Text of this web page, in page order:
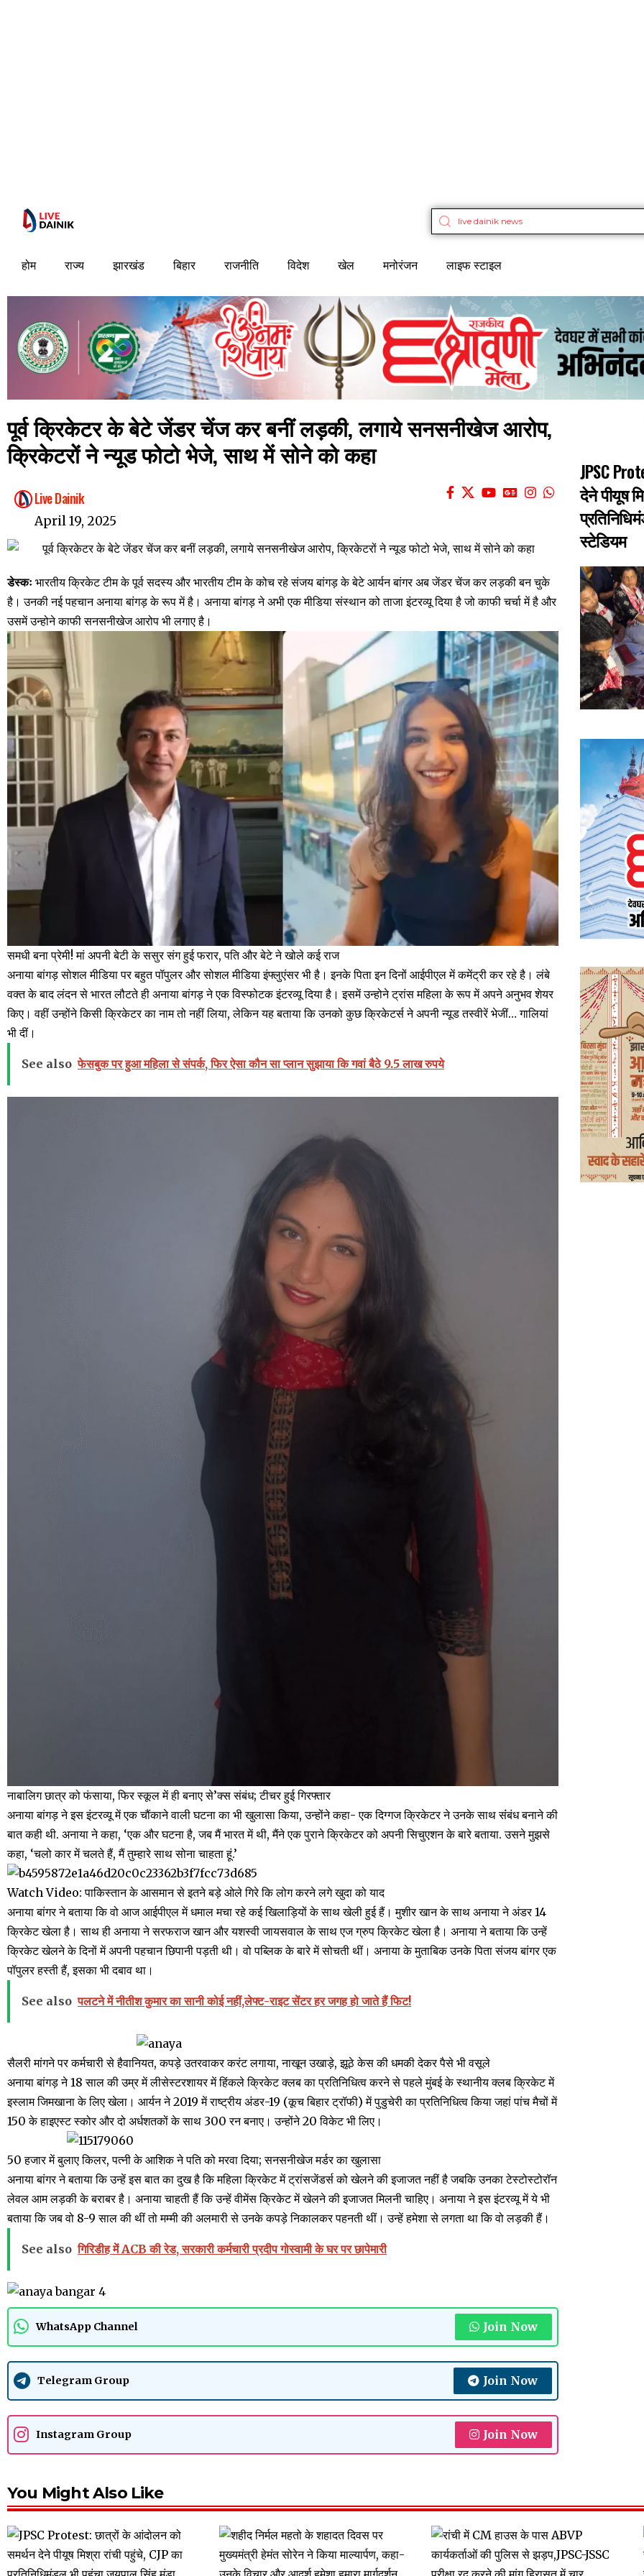
होम राज्य झारखंड बिहार राजनीति विदेश खेल मनोरंजन लाइफ स्टाइल
पूर्व क्रिकेटर के बेटे जेंडर चेंज कर बनीं लड़की, लगाये सनसनीखेज आरोप,
क्रिकेटरों ने न्यूड फोटो भेजे, साथ में सोने को कहा
Live Dainik
April 19, 2025
डेस्कः भारतीय क्रिकेट टीम के पूर्व सदस्य और भारतीय टीम के कोच रहे संजय बांगड़ के बेटे आर्यन बांगर अब जेंडर चेंज कर लड़की बन चुके
है। उनकी नई पहचान अनाया बांगड़ के रूप में है। अनाया बांगड़ ने अभी एक मीडिया संस्थान को ताजा इंटरव्यू दिया है जो काफी चर्चा में है और
उसमें उन्होने काफी सनसनीखेज आरोप भी लगाए है।
समधी बना प्रेमी! मां अपनी बेटी के ससुर संग हुई फरार, पति और बेटे ने खोले कई राज
अनाया बांगड़ सोशल मीडिया पर बहुत पॉपुलर और सोशल मीडिया इंफ्लुएंसर भी है। इनके पिता इन दिनों आईपीएल में कमेंट्री कर रहे है। लंबे
वक्त के बाद लंदन से भारत लौटते ही अनाया बांगड़ ने एक विस्फोटक इंटरव्यू दिया है। इसमें उन्होने ट्रांस महिला के रूप में अपने अनुभव शेयर
किए। वहीं उन्होंने किसी क्रिकेटर का नाम तो नहीं लिया, लेकिन यह बताया कि उनको कुछ क्रिकेटर्स ने अपनी न्यूड तस्वीरें भेजीं… गाल‍ियां
भी दीं।
See also फेसबुक पर हुआ महिला से संपर्क, फिर ऐसा कौन सा प्लान सुझाया कि गवां बैठे 9.5 लाख रुपये
नाबालिग छात्र को फंसाया, फिर स्कूल में ही बनाए से’क्स संबंध; टीचर हुई गिरफ्तार
अनाया बांगड़ ने इस इंटरव्यू में एक चौंकाने वाली घटना का भी खुलासा किया, उन्होंने कहा- एक दिग्गज क्रिकेटर ने उनके साथ संंबंध बनाने की
बात कही थी. अनाया ने कहा, ‘एक और घटना है, जब मैं भारत में थी, मैंने एक पुराने क्रिकेटर को अपनी स‍िचुएशन के बारे बताया. उसने मुझसे
कहा, ‘चलो कार में चलते हैं, मैं तुम्हारे साथ सोना चाहता हूं.’
Watch Video: पाकिस्तान के आसमान से इतने बड़े ओले गिरे कि लोग करने लगे खुदा को याद
अनाया बांगर ने बताया कि वो आज आईपीएल में धमाल मचा रहे कई खिलाड़ियों के साथ खेली हुई हैं। मुशीर खान के साथ अनाया ने अंडर 14
क्रिकेट खेला है। साथ ही अनाया ने सरफराज खान और यशस्वी जायसवाल के साथ एज ग्रुप क्रिकेट खेला है। अनाया ने बताया कि उन्हें
क्रिकेट खेलने के दिनों में अपनी पहचान छिपानी पड़ती थी। वो पब्लिक के बारे में सोचती थीं। अनाया के मुताबिक उनके पिता संजय बांगर एक
पॉपुलर हस्ती हैं, इसका भी दबाव था।
See also पलटने में नीतीश कुमार का सानी कोई नहीं,लेफ्ट-राइट सेंटर हर जगह हो जाते हैं फिट!
सैलरी मांगने पर कर्मचारी से हैवानियत, कपड़े उतरवाकर करंट लगाया, नाखून उखाड़े, झूठे केस की धमकी देकर पैसे भी वसूले
अनाया बांगड़ ने 18 साल की उम्र में लीसेस्टरशायर में हिंकले क्रिकेट क्लब का प्रतिनिधित्व करने से पहले मुंबई के स्थानीय क्लब क्रिकेट में
इस्लाम जिमखाना के लिए खेला। आर्यन ने 2019 में राष्ट्रीय अंडर-19 (कूच बिहार ट्रॉफी) में पुडुचेरी का प्रतिनिधित्व किया जहां पांच मैचों में
150 के हाइएस्ट स्कोर और दो अर्धशतकों के साथ 300 रन बनाए। उन्होंने 20 विकेट भी लिए।
50 हजार में बुलाए किलर, पत्नी के आशिक ने पति को मरवा दिया; सनसनीखेज मर्डर का खुलासा
अनाया बांगर ने बताया कि उन्हें इस बात का दुख है कि महिला क्रिकेट में ट्रांसजेंडर्स को खेलने की इजाजत नहीं है जबकि उनका टेस्टोस्टोरॉन
लेवल आम लड़की के बराबर है। अनाया चाहती हैं कि उन्हें वीमेंस क्रिकेट में खेलने की इजाजत मिलनी चाहिए। अनाया ने इस इंटरव्यू में ये भी
बताया कि जब वो 8-9 साल की थीं तो मम्मी की अलमारी से उनके कपड़े निकालकर पहनती थीं। उन्हें हमेशा से लगता था कि वो लड़की हैं।
See also गिरिडीह में ACB की रेड, सरकारी कर्मचारी प्रदीप गोस्वामी के घर पर छापेमारी
WhatsApp Channel Join Now
Telegram Group Join Now
Instagram Group Join Now
JPSC
देने पीयूष
स्टेडियम
You Might Also Like